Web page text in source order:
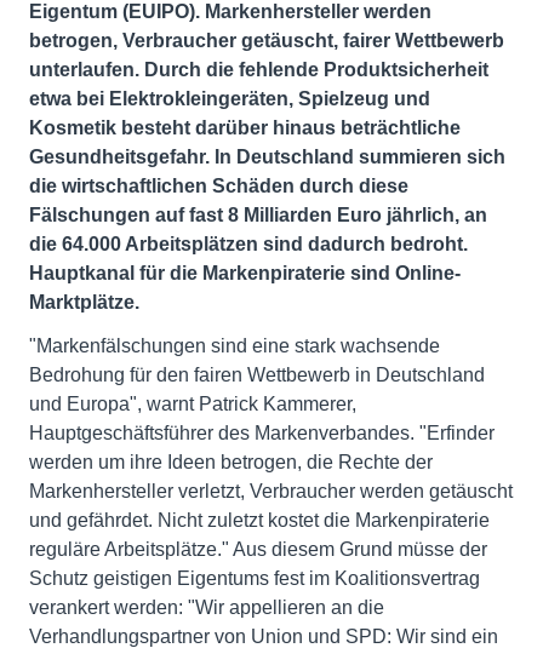
Eigentum (EUIPO). Markenhersteller werden
betrogen, Verbraucher getäuscht, fairer Wettbewerb
unterlaufen. Durch die fehlende Produktsicherheit
etwa bei Elektrokleingeräten, Spielzeug und
Kosmetik besteht darüber hinaus beträchtliche
Gesundheitsgefahr. In Deutschland summieren sich
die wirtschaftlichen Schäden durch diese
Fälschungen auf fast 8 Milliarden Euro jährlich, an
die 64.000 Arbeitsplätzen sind dadurch bedroht.
Hauptkanal für die Markenpiraterie sind Online-
Marktplätze.
"Markenfälschungen sind eine stark wachsende
Bedrohung für den fairen Wettbewerb in Deutschland
und Europa", warnt Patrick Kammerer,
Hauptgeschäftsführer des Markenverbandes. "Erfinder
werden um ihre Ideen betrogen, die Rechte der
Markenhersteller verletzt, Verbraucher werden getäuscht
und gefährdet. Nicht zuletzt kostet die Markenpiraterie
reguläre Arbeitsplätze." Aus diesem Grund müsse der
Schutz geistigen Eigentums fest im Koalitionsvertrag
verankert werden: "Wir appellieren an die
Verhandlungspartner von Union und SPD: Wir sind ein